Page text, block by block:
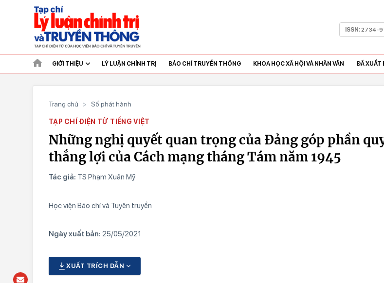
ISSN:2734-
GIỚI THIỆU LÝ LUẬN CHÍNH TRỊ BÁO CHÍ TRUYỀN THÔNG KHOA HỌC XÃ HỘI VÀ NHÂN VĂN ĐÃ XUẤT
Trang chủ > Số phát hành
TẠP CHÍ ĐIỆN TỬ TIẾNG VIỆT
Những nghị quyết quan trọng của Đảng góp phần
thắng lợi của Cách mạng tháng Tám năm 1945
Tác giả: TS Phạm Xuân Mỹ
Học viện Báo chí và Tuyên truyền
Ngày xuất bản: 25/05/2021
XUẤT TRÍCH DẪN